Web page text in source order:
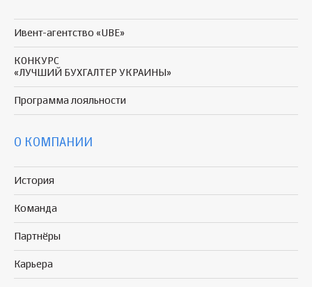
Ивент-агентство «UBE»
КОНКУРС
«ЛУЧШИЙ БУХГАЛТЕР УКРАИНЫ»
Программа лояльности
О КОМПАНИИ
История
Команда
Партнёры
Карьера